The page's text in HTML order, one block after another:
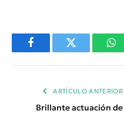
FacebookTwitter
ARTÍCULO ANTERIOR
Brillante actuación de